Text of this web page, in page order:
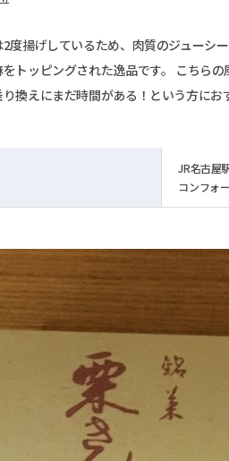
度揚げしているため、肉質のジューシ
トッピングされた逸品です。 こちら
換えにまだ時間がある！という方にお
JR名古屋
コンフォ